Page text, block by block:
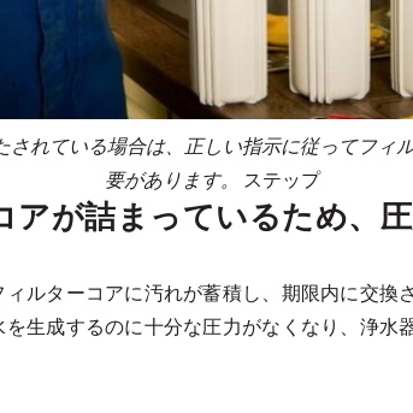
されている場合は、正しい指示に従ってフィ
要があります。
ステップ
アが詰まっているため、
ルターコアに汚れが蓄積し、期限内に交換
生成するのに十分な圧力がなくなり、浄水